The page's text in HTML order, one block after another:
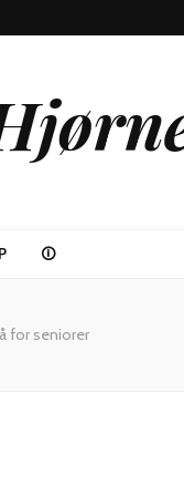
🛈
for seniorer